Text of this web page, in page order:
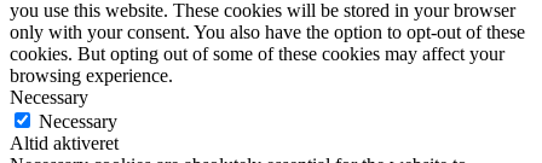
you use this website. These cookies will be stored in your browser
only with your consent. You also have the option to opt-out of these
cookies. But opting out of some of these cookies may affect your
browsing experience.
Necessary
Necessary
Altid aktiveret